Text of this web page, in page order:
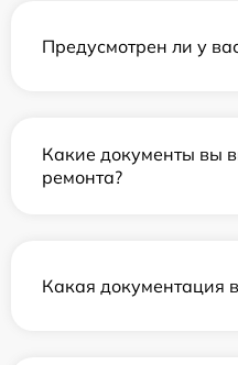
Предусмотрен ли у
Какие документы вы
ремонта?
Какая документация